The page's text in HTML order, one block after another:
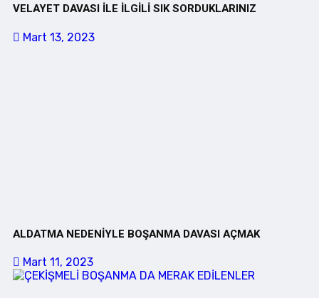
VELAYET DAVASI İLE İLGİLİ SIK SORDUKLARINIZ
Mart 13, 2023
ALDATMA NEDENİYLE BOŞANMA DAVASI AÇMAK
Mart 11, 2023